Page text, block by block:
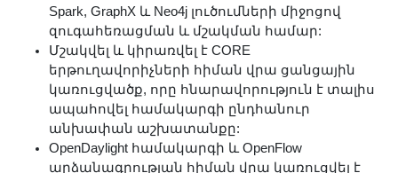
Spark, GraphX և Neo4j լուծումների միջոցով
զուգահեռացման և մշակման համար:
Մշակվել և կիրառվել է CORE
երթուղավորիչների հիման վրա ցանցային
կառուցվածք, որը հնարավորություն է տալիս
ապահովել համակարգի ընդհանուր
անխափան աշխատանքը:
OpenDaylight համակարգի և OpenFlow
արձանագրության հիման վրա կառուցվել է